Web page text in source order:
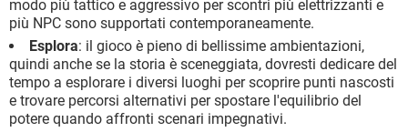
modo più tattico e aggressivo per scontri più elettrizzanti e
più NPC sono supportati contemporaneamente.
Esplora: il gioco è pieno di bellissime ambientazioni,
quindi anche se la storia è sceneggiata, dovresti dedicare del
tempo a esplorare i diversi luoghi per scoprire punti nascosti
e trovare percorsi alternativi per spostare l'equilibrio del
potere quando affronti scenari impegnativi.